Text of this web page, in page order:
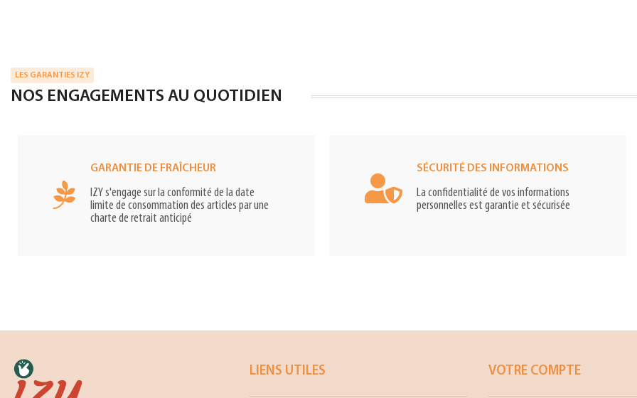
LES GARANTIES IZY
NOS ENGAGEMENTS AU QUOTIDIEN
GARANTIE DE FRAÎCHEUR
IZY s'engage sur la conformité de la date
limite de consommation des articles par une
charte de retrait anticipé
SÉCURITÉ DES INFORMATIONS
La confidentialité de vos informations
personnelles est garantie et sécurisée
LIENS UTILES VOTRE COMPTE